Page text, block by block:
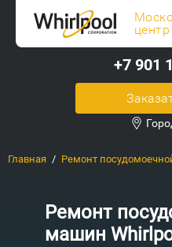
центр
+7 901
Главная Ремонт
Ремонт
машин